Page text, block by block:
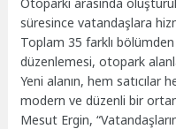
süresince vatandaşlara
Toplam 35 farklı
düzenlemesi, otopark
Yeni alanın, hem satıcılar
modern ve düzenli bir
Mesut Ergin,